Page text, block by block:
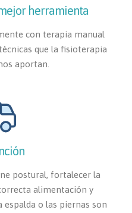
herramienta
con terapia manual
que la fisioterapia
aportan.
postural, fortalecer la
alimentación y
o las piernas son